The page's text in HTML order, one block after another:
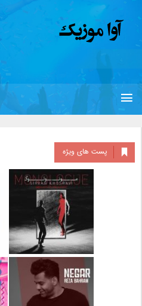
پست های ویژه
دانلود آلبوم جدید سیروان
خسروی بنام مونولوگ